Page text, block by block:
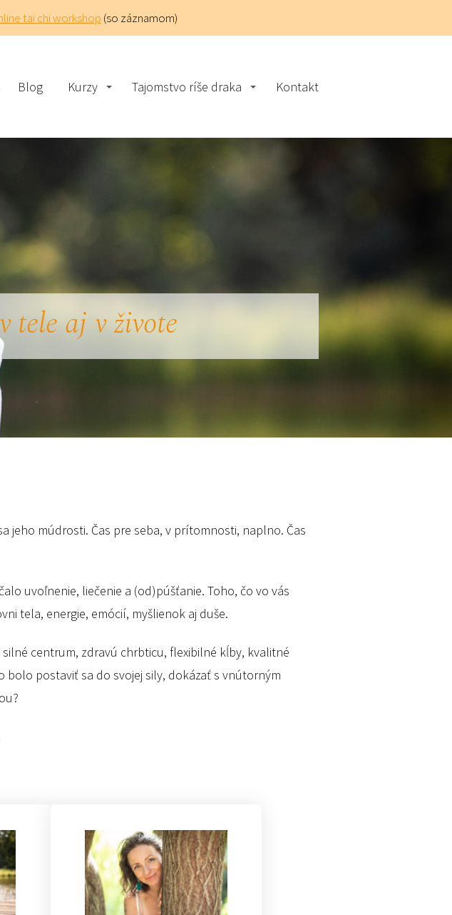
tai chi workshop (so záznamom)
Blog Kurzy Tajomstvo ríše draka Kontakt
tele aj v živote
jeho múdrosti. Čas pre seba, v prítomnosti, naplno. Čas
uvoľnenie, liečenie a (od)púšťanie. Toho, čo vo vás
tela, energie, emócií, myšlienok aj duše.
centrum, zdravú chrbticu, flexibilné kĺby, kvalitné
postaviť sa do svojej sily, dokázať s vnútorným